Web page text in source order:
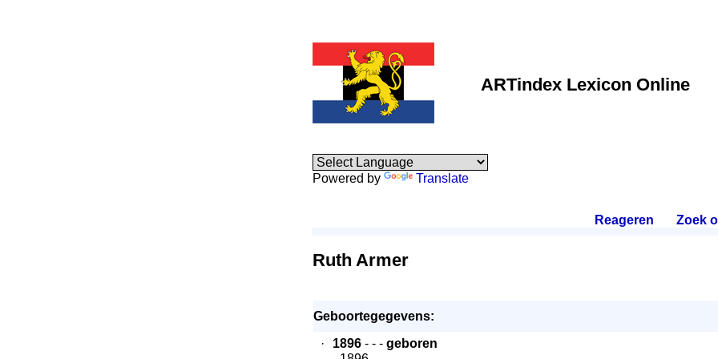
ARTindex Lexicon Online
Powered by Translate
Reageren Zoek
Ruth Armer
Geboortegegevens:
·
1896 - - - geboren